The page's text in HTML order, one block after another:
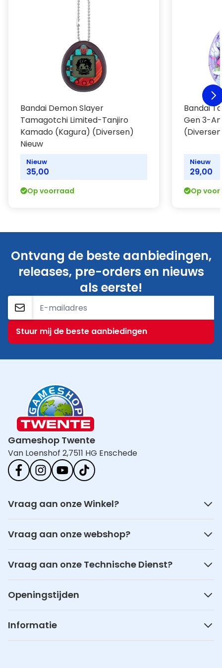
Bandai Demon Slayer
Tamagotchi Limited-Tanjiro
Kamado (Kagura) (Diversen)
Nieuw
Nieuw
35,00
Op voorraad
Bandai
Gen 3-
Nieuw
29,00
Op
Ontvang de beste aanbiedingen,
releases, pre-orders en nieuws
als eerste!
E-mailadres
Stuur mij de beste aanbiedingen
Gameshop Twente
Van Loenshof 2,7511 HG Enschede
Vraag aan onze Winkel?
Vraag aan onze webshop?
Vraag aan onze Technische Dienst?
Openingstijden
Informatie